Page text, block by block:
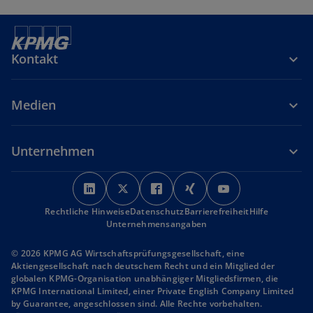
Kontakt
Medien
Unternehmen
w
i
r
d
n
e
i
w
i
r
d
n
e
i
w
i
r
d
n
e
i
w
i
r
i
n
e
i
i
r
n
e
i
Rechtliche HinweiseDatenschutzBarrierefreiheitHilfe
Unternehmensangaben
© 2026 KPMG AG Wirtschaftsprüfungsgesellschaft, eine
Aktiengesellschaft nach deutschem Recht und ein Mitglied der
globalen KPMG-Organisation unabhängiger Mitgliedsfirmen, die
KPMG International Limited, einer Private English Company Limited
by Guarantee, angeschlossen sind. Alle Rechte vorbehalten.